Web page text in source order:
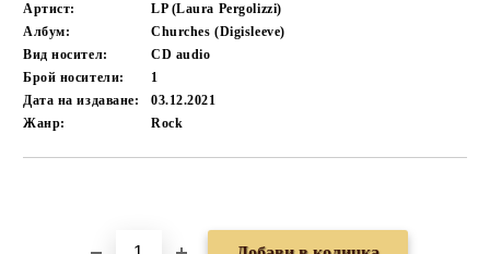
Артист:
LP (Laura Pergolizzi)
Албум:
Churches (Digisleeve)
Вид носител:
CD audio
Брой носители:
1
Дата на издаване:
03.12.2021
Жанр:
Rock